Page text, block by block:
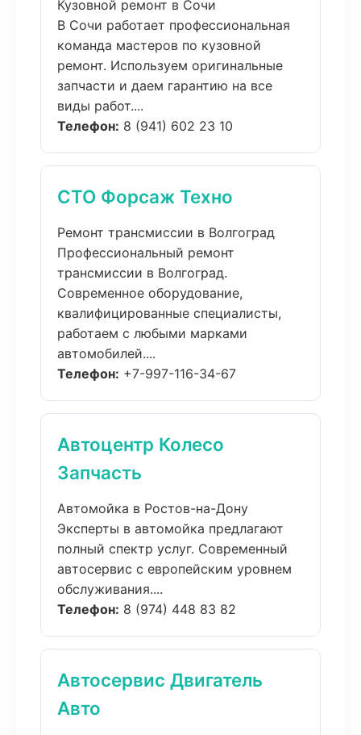
Кузовной ремонт в Сочи
В Сочи работает профессиональная
команда мастеров по кузовной
ремонт. Используем оригинальные
запчасти и даем гарантию на все
виды работ....
Телефон: 8 (941) 602 23 10
СТО Форсаж Техно
Ремонт трансмиссии в Волгоград
Профессиональный ремонт
трансмиссии в Волгоград.
Современное оборудование,
квалифицированные специалисты,
работаем с любыми марками
автомобилей....
Телефон: +7-997-116-34-67
Автоцентр Колесо
Запчасть
Автомойка в Ростов-на-Дону
Эксперты в автомойка предлагают
полный спектр услуг. Современный
автосервис с европейским уровнем
обслуживания....
Телефон: 8 (974) 448 83 82
Автосервис Двигатель
Авто